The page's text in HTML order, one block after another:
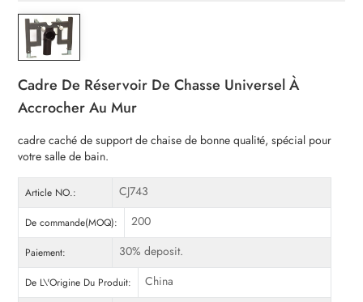
Cadre De Réservoir De Chasse Universel À
Accrocher Au Mur
cadre caché de support de chaise de bonne qualité, spécial pour
votre salle de bain.
Article NO.: CJ743
De commande(MOQ): 200
Paiement: 30% deposit.
De L\'Origine Du Produit: China